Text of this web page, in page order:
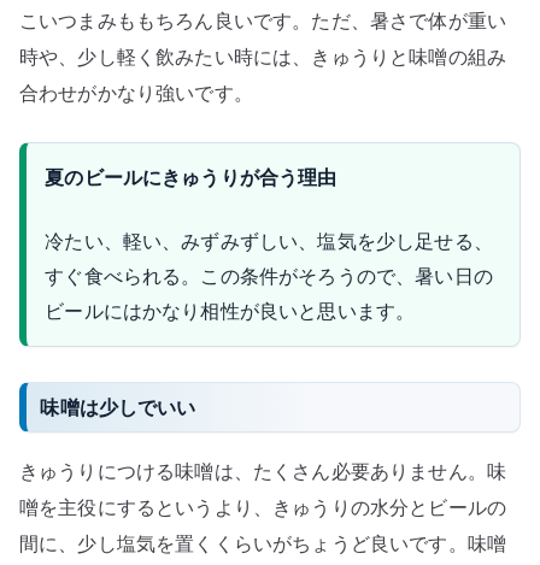
こいつまみももちろん良いです。ただ、暑さで体が重い
時や、少し軽く飲みたい時には、きゅうりと味噌の組み
合わせがかなり強いです。
夏のビールにきゅうりが合う理由
冷たい、軽い、みずみずしい、塩気を少し足せる、
すぐ食べられる。この条件がそろうので、暑い日の
ビールにはかなり相性が良いと思います。
味噌は少しでいい
きゅうりにつける味噌は、たくさん必要ありません。味
噌を主役にするというより、きゅうりの水分とビールの
間に、少し塩気を置くくらいがちょうど良いです。味噌